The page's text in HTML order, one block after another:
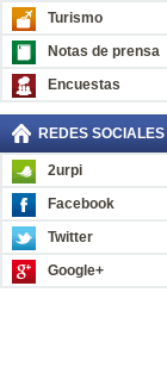
Turismo
Notas de prensa
Encuestas
REDES SOCIALES
2urpi
Facebook
Twitter
Google+